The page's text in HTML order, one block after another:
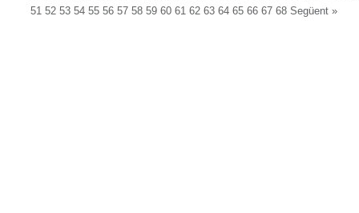
51 52 53 54 55 56 57 58 59 60 61 62 63 64 65 66 67 68 Següent »